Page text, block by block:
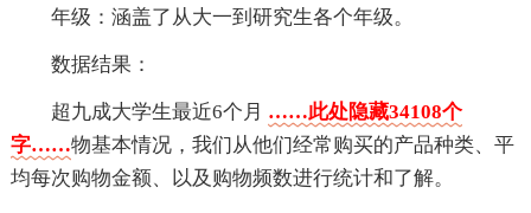
年级：涵盖了从大一到研究生各个年级。
数据结果：
超九成大学生最近6个月 ……此处隐藏34108个
字……物基本情况，我们从他们经常购买的产品种类、平
均每次购物金额、以及购物频数进行统计和了解。